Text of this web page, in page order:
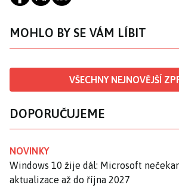
MOHLO BY SE VÁM LÍBIT
VŠECHNY NEJNOVĚJŠÍ
DOPORUČUJEME
NOVINKY
Windows 10 žije dál: Microsoft
aktualizace až do října 2027